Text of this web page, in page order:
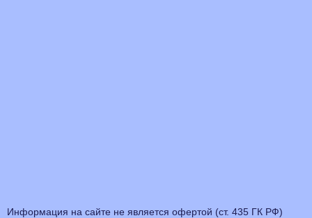
Информация на сайте не является офертой (ст. 435 ГК РФ)